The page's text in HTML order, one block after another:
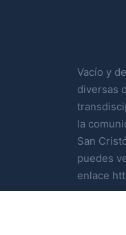
Vacío y
diversas
la
San
puedes
enlace